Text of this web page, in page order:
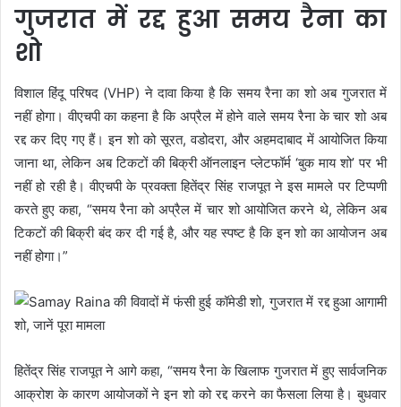
गुजरात में रद्द हुआ समय रैना का
शो
विशाल हिंदू परिषद (VHP) ने दावा किया है कि समय रैना का शो अब गुजरात में
नहीं होगा। वीएचपी का कहना है कि अप्रैल में होने वाले समय रैना के चार शो अब
रद्द कर दिए गए हैं। इन शो को सूरत, वडोदरा, और अहमदाबाद में आयोजित किया
जाना था, लेकिन अब टिकटों की बिक्री ऑनलाइन प्लेटफॉर्म ‘बुक माय शो’ पर भी
नहीं हो रही है। वीएचपी के प्रवक्ता हितेंद्र सिंह राजपूत ने इस मामले पर टिप्पणी
करते हुए कहा, “समय रैना को अप्रैल में चार शो आयोजित करने थे, लेकिन अब
टिकटों की बिक्री बंद कर दी गई है, और यह स्पष्ट है कि इन शो का आयोजन अब
नहीं होगा।”
हितेंद्र सिंह राजपूत ने आगे कहा, “समय रैना के खिलाफ गुजरात में हुए सार्वजनिक
आक्रोश के कारण आयोजकों ने इन शो को रद्द करने का फैसला लिया है। बुधवार